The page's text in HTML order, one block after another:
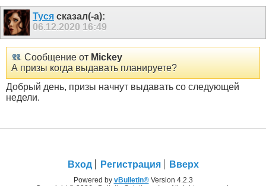
Туся сказал(-а):
06.12.2020 16:49
Сообщение от Mickey
А призы когда выдавать планируете?
Добрый день, призы начнут выдавать со следующей
недели.
Вход Регистрация Вверх
Powered by vBulletin®Version 4.2.3